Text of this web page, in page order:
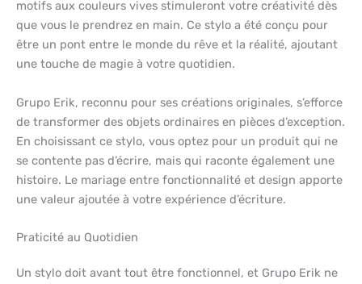
motifs aux couleurs vives stimuleront votre créativité dès
que vous le prendrez en main. Ce stylo a été conçu pour
être un pont entre le monde du rêve et la réalité, ajoutant
une touche de magie à votre quotidien.
Grupo Erik, reconnu pour ses créations originales, s’efforce
de transformer des objets ordinaires en pièces d’exception.
En choisissant ce stylo, vous optez pour un produit qui ne
se contente pas d’écrire, mais qui raconte également une
histoire. Le mariage entre fonctionnalité et design apporte
une valeur ajoutée à votre expérience d’écriture.
Praticité au Quotidien
Un stylo doit avant tout être fonctionnel, et Grupo Erik ne